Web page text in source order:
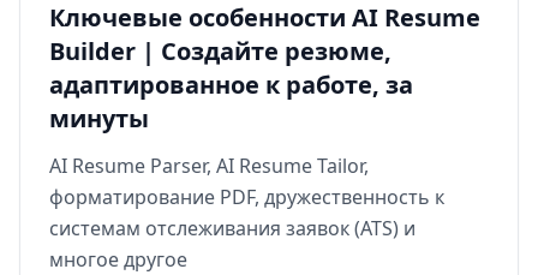
Ключевые особенности AI Resume
Builder | Создайте резюме,
адаптированное к работе, за
минуты
AI Resume Parser, AI Resume Tailor,
форматирование PDF, дружественность к
системам отслеживания заявок (ATS) и
многое другое